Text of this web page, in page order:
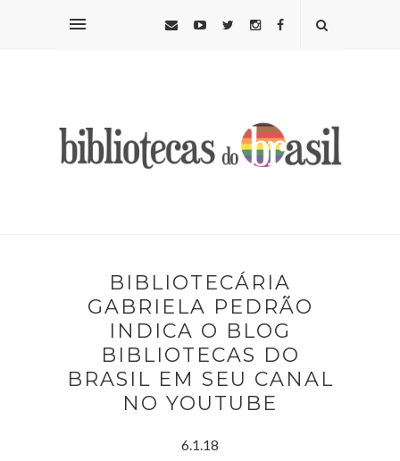
BIBLIOTECÁRIA
GABRIELA PEDRÃO
INDICA O BLOG
BIBLIOTECAS DO
BRASIL EM SEU CANAL
NO YOUTUBE
6.1.18